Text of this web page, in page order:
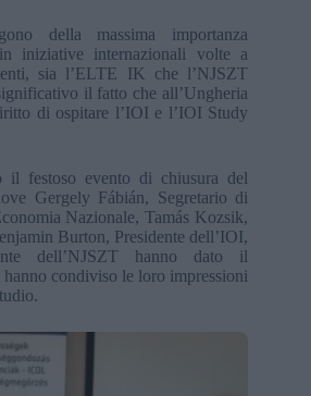
della massima importanza
iniziative internazionali volte a
sia l’ELTE IK che l’NJSZT
il fatto che all’Ungheria
di ospitare l’IOI e l’IOI Study
festoso evento di chiusura del
Gergely Fábián, Segretario di
Nazionale, Tamás Kozsik,
Burton, Presidente dell’IOI,
dell’NJSZT hanno dato il
condiviso le loro impressioni